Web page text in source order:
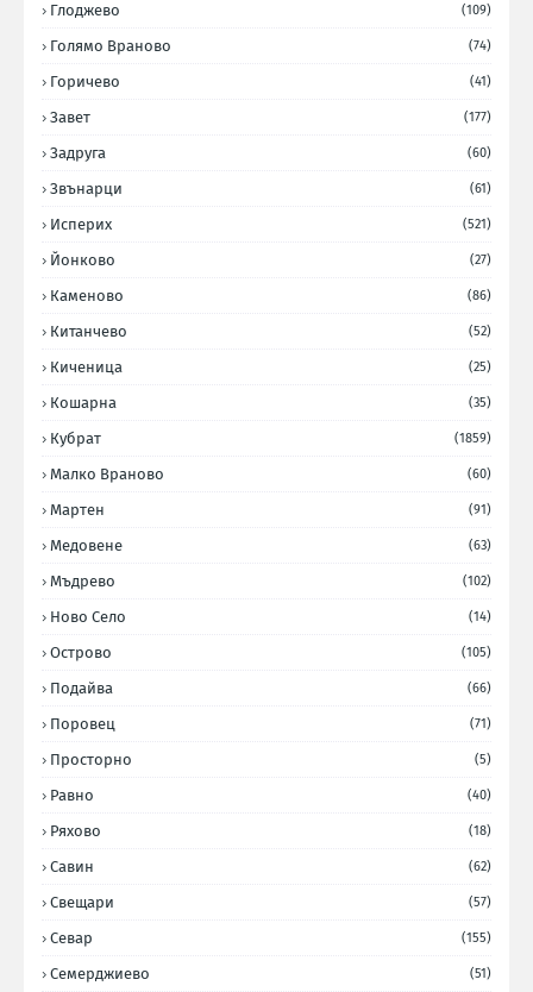
Глоджево (109)
Голямо Враново (74)
Горичево (41)
Завет (177)
Задруга (60)
Звънарци (61)
Исперих (521)
Йонково (27)
Каменово (86)
Китанчево (52)
Киченица (25)
Кошарна (35)
Кубрат (1859)
Малко Враново (60)
Мартен (91)
Медовене (63)
Мъдрево (102)
Ново Село (14)
Острово (105)
Подайва (66)
Поровец (71)
Просторно (5)
Равно (40)
Ряхово (18)
Савин (62)
Свещари (57)
Севар (155)
Семерджиево (51)